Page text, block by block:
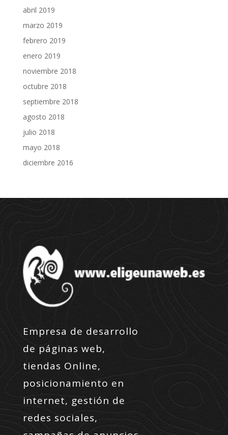
abril 2019
marzo 2019
febrero 2019
enero 2019
noviembre 2018
octubre 2018
septiembre 2018
agosto 2018
julio 2018
mayo 2018
diciembre 2016
Empresa de desarrollo
de páginas web,
tiendas Online,
posicionamiento en
internet, gestión de
redes sociales,